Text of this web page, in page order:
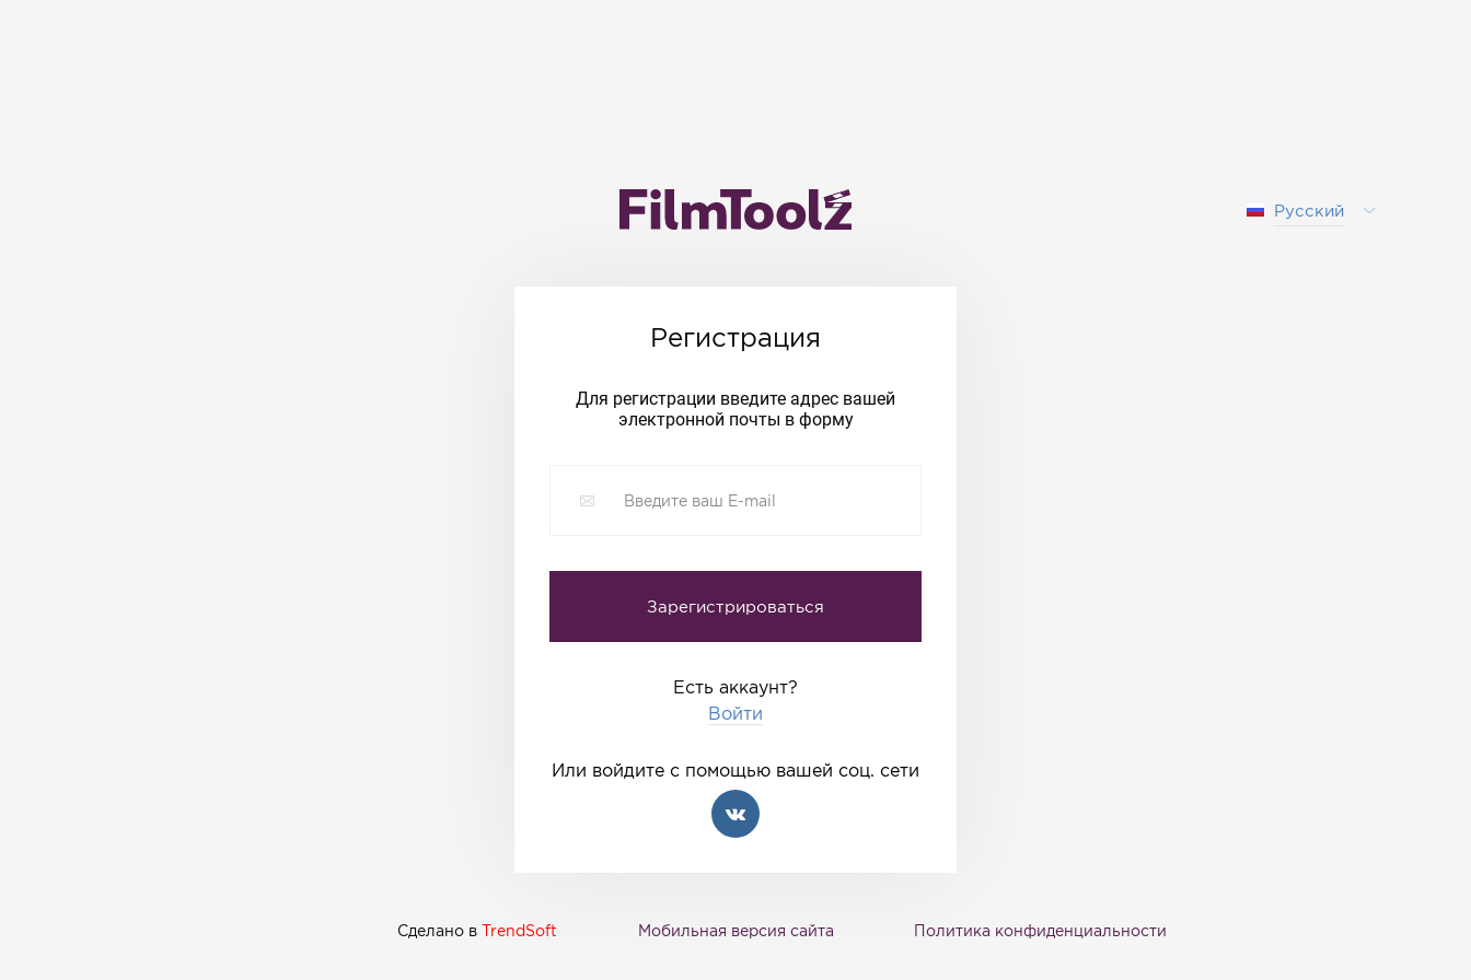
Русский
Регистрация
Для регистрации введите адрес вашей
электронной почты в форму
Есть аккаунт?
Войти
Или войдите с помощью вашей соц. сети
Сделано в TrendSoft Мобильная версия сайта Политика конфиденциальности